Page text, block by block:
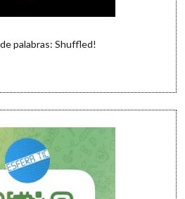
palabras: Shuffled!